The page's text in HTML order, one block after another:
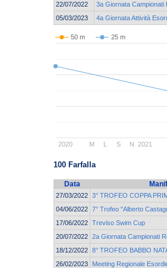
22/07/2022
3a Giornata Campionati
05/03/2023
4a Giornata Attività
50 m 25 m
2020 2021
M S N
100 Farfalla
Data
27/03/2022 3° TROFEO COPPA
04/06/2022 7° Trofeo "Alberto
17/06/2022 Treviso Swim Cup
20/07/2022 2a Giornata Campionati
18/12/2022 8° TROFEO BABBO
26/02/2023
Meeting Regionale